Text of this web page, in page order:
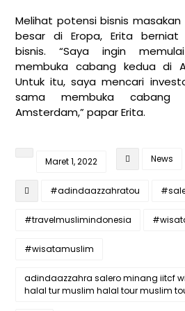
Melihat potensi bisnis
besar di Eropa, Erita berniat
bisnis. “Saya ingin
membuka cabang kedua di
Untuk itu, saya mencari
sama membuka cabang
Amsterdam,” papar Erita.
Maret 1, 2022 News
#adindaazzahratou
#travelmuslimindonesia
#wisatamuslim
adindaazzahra salero minang iitcf
halal tur muslim halal tour muslim